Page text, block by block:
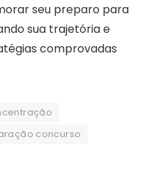
seu preparo para
sua trajetória e
comprovadas
concurso